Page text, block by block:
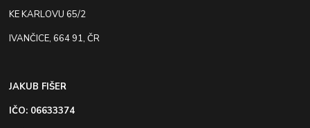
KE KARLOVU 65/2
IVANČICE, 664 91, ČR
JAKUB FIŠER
IČO: 06633374